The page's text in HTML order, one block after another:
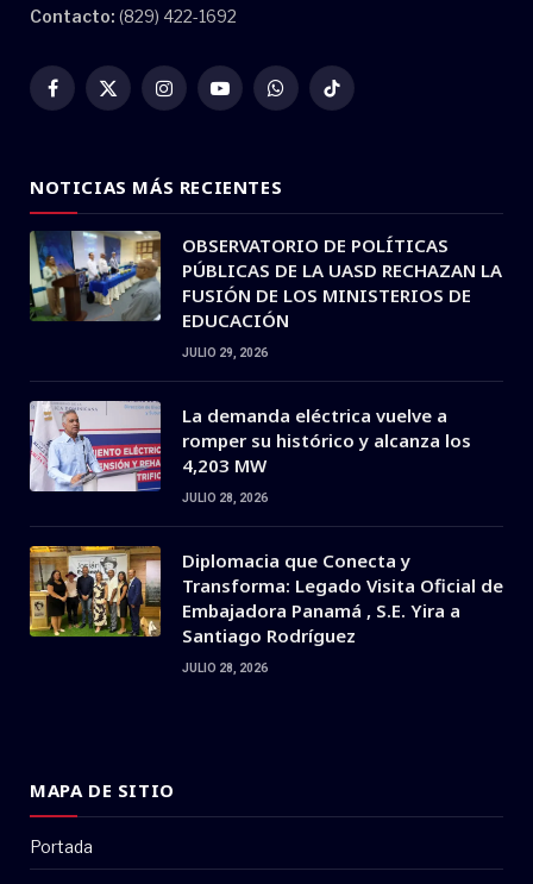
Contacto: (829) 422-1692
Facebook
X
InstagramYouTubeWhatsAppTikTok
NOTICIAS MÁS RECIENTES
OBSERVATORIO DE POLÍTICAS
PÚBLICAS DE LA UASD RECHAZAN LA
FUSIÓN DE LOS MINISTERIOS DE
EDUCACIÓN
JULIO 29, 2026
La demanda eléctrica vuelve a
romper su histórico y alcanza los
4,203 MW
JULIO 28, 2026
Diplomacia que Conecta y
Transforma: Legado Visita Oficial de
Embajadora Panamá , S.E. Yira a
Santiago Rodríguez
JULIO 28, 2026
MAPA DE SITIO
Portada